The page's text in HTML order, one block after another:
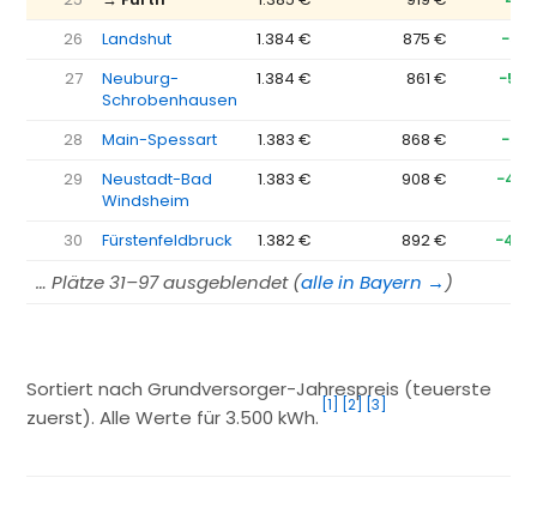
26
Landshut 1.384 € 875 €
27
Neuburg-
Schrobenhausen
1.384 € 861 €
28 Main-Spessart 1.383 € 868 €
29
Neustadt-Bad
Windsheim
1.383 € 908 €
30 Fürstenfeldbruck 1.382 € 892 €
… Plätze 31–97 ausgeblendet (alle in Bayern → )
Sortiert nach Grundversorger-Jahrespreis (teuerste
zuerst). Alle Werte für 3.500 kWh.
[1] [2] [3]